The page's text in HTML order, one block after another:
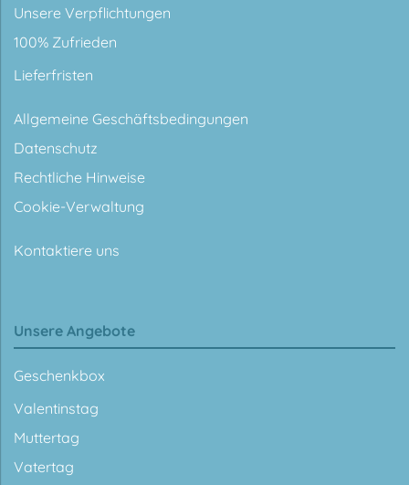
Unsere Verpflichtungen
100% Zufrieden
Lieferfristen
Allgemeine Geschäftsbedingungen
Datenschutz
Rechtliche Hinweise
Cookie-Verwaltung
Kontaktiere uns
Unsere Angebote
Geschenkbox
Valentinstag
Muttertag
Vatertag